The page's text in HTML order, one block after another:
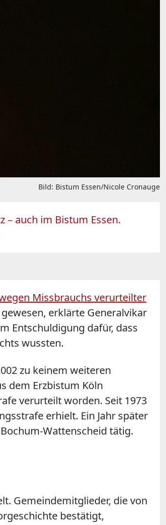
Bild: Bistum Essen/Nicole Cronauge
– auch im Bistum Essen.
Missbrauchs verurteilter
erklärte Generalvikar
Entschuldigung dafür, dass
wussten.
zu keinem weiteren
dem Erzbistum Köln
verurteilt worden. Seit 1973
erhielt. Ein Jahr später
Wattenscheid tätig.
Gemeindemitglieder, die von
bestätigt,